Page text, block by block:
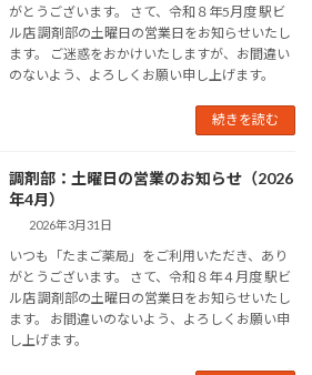
がとうございます。 さて、令和８年5月度 駅ビ
ル店 調剤部の土曜日の営業日をお知らせいたし
ます。 ご迷惑をおかけいたしますが、お間違い
のないよう、よろしくお願い申し上げます。
続きを読む
調剤部：土曜日の営業のお知らせ（2026
年4月）
2026年3月31日
いつも「たまご薬局」をご利用いただき、あり
がとうございます。 さて、令和８年４月度 駅ビ
ル店 調剤部の土曜日の営業日をお知らせいたし
ます。 お間違いのないよう、よろしくお願い申
し上げます。